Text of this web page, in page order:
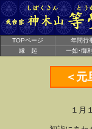
TOPページ 年間行
縁 起
一如･御
＜
１月